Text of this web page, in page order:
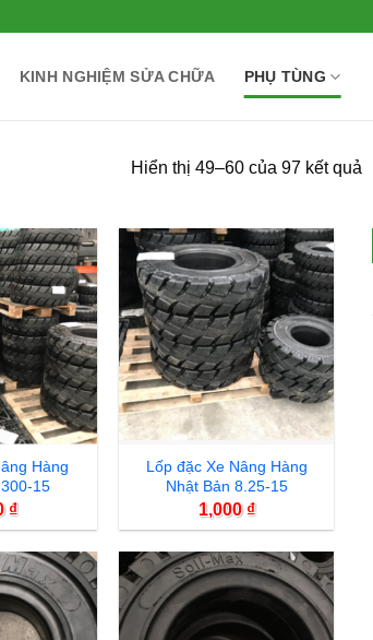
KINH NGHIỆM SỬA CHỮA PHỤ TÙNG
Hiển thị 49–60 của 97 kết quả
Hàng
15
₫
Lốp đặc Xe Nâng Hàng
Nhật Bản 8.25-15
1,000 ₫